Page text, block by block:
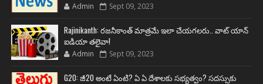
Admin Sept 09, 2023
Rajinikanth: రజనీకాంత్ మాత్రమే ఇలా చేయగలరు.. వాట్ యాన్
ఐడియా తలైవా!
Admin Sept 09, 2023
G20: జీ20 అంటే ఏంటి? ఏ ఏ దేశాలకు సభ్యత్వం? సదస్సుకు